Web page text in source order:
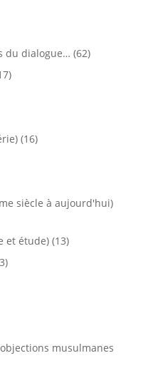
du dialogue… (62)
(16)
siècle à aujourd'hui)
et étude)(13)
musulmanes